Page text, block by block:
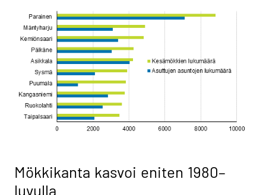
Mökkikanta kasvoi eniten 1980–
luvulla